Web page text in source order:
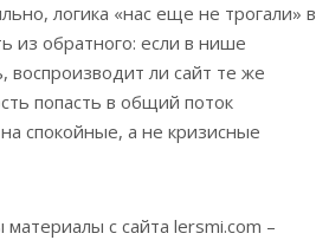
логика «нас еще не трогали» в
из обратного: если в нише
воспроизводит ли сайт те же
попасть в общий поток
спокойные, а не кризисные
с сайта lersmi.com –